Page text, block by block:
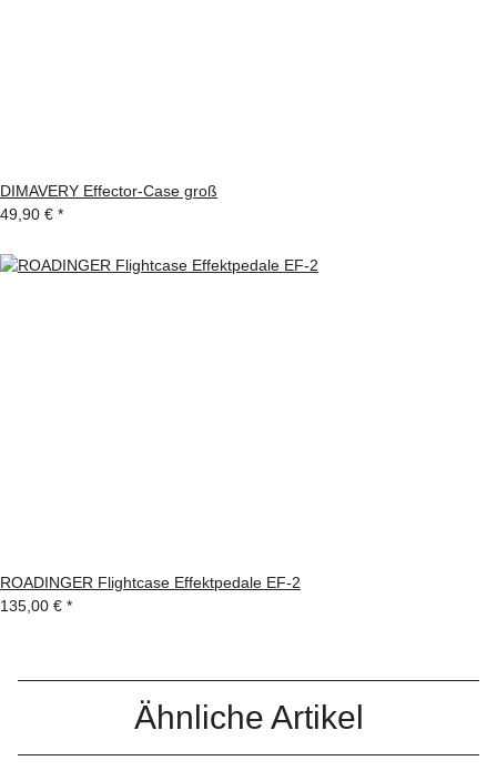
DIMAVERY Effector-Case groß
49,90 € *
ROADINGER Flightcase Effektpedale EF-2
135,00 € *
Ähnliche Artikel